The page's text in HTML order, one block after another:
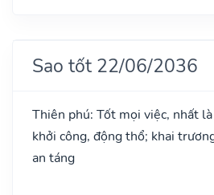
Sao tốt 22/06/2036
Thiên phú: Tốt mọi việc, nhất
khởi công, động thổ; khai
an táng